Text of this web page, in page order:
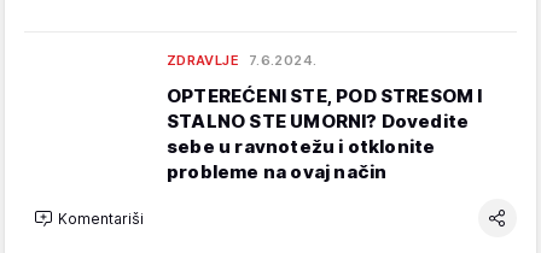
ZDRAVLJE 7.6.2024.
OPTEREĆENI STE, POD STRESOM I
STALNO STE UMORNI? Dovedite
sebe u ravnotežu i otklonite
probleme na ovaj način
Komentariši